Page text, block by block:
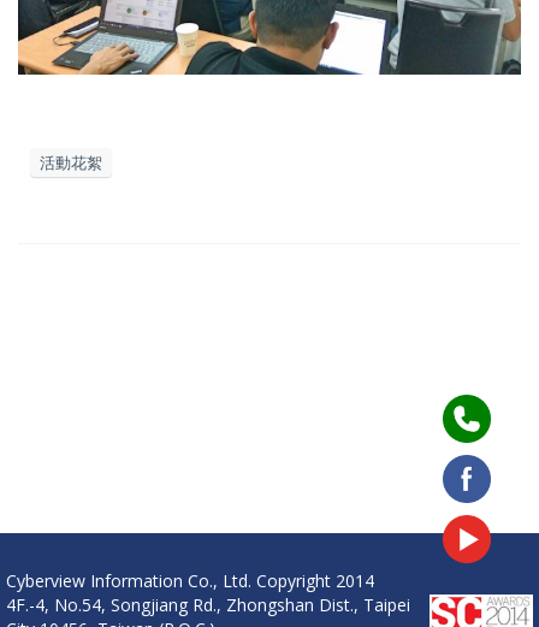
活動花絮
Cyberview Information Co., Ltd. Copyright 2014
4F.-4, No.54, Songjiang Rd., Zhongshan Dist., Taipei